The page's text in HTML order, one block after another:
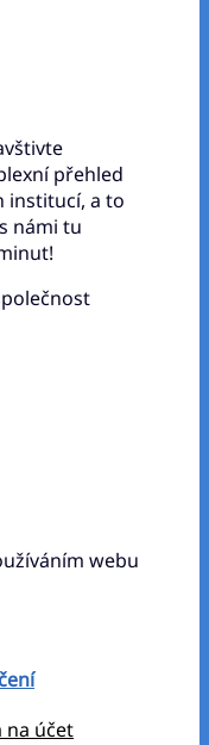
přehled
institucí, a to
námi tu
webu
na účet